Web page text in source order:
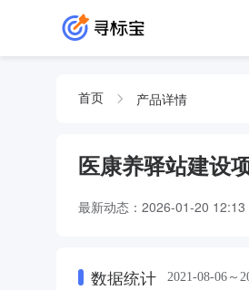
首页 产品详情
医康养驿站建设
最新动态： 2026-01-20 12:13
数据统计 2021-08-06～